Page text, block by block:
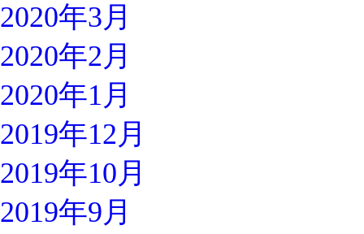
2020年3月
2020年2月
2020年1月
2019年12月
2019年10月
2019年9月